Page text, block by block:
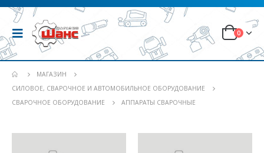
0
МАГАЗИН
СИЛОВОЕ, СВАРОЧНОЕ И АВТОМОБИЛЬНОЕ ОБОРУДОВАНИЕ
СВАРОЧНОЕ ОБОРУДОВАНИЕ
АППАРАТЫ СВАРОЧНЫЕ